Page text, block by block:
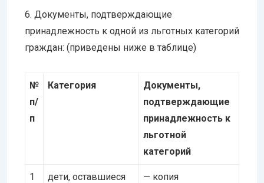
6. Документы, подтверждающие
принадлежность к одной из льготных категорий
граждан: (приведены ниже в таблице)
№
п/
п
Категория
Документы,
подтверждающие
принадлежность к
льготной
категорий
1
дети, оставшиеся
— копия